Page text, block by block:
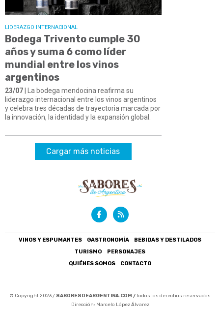
LIDERAZGO INTERNACIONAL
Bodega Trivento cumple 30
años y suma 6 como líder
mundial entre los vinos
argentinos
23/07 | La bodega mendocina reafirma su
liderazgo internacional entre los vinos argentinos
y celebra tres décadas de trayectoria marcada por
la innovación, la identidad y la expansión global.
Cargar más noticias
VINOS Y ESPUMANTES GASTRONOMÍA
BEBIDAS Y DESTILADOS
TURISMO
PERSONAJES
QUIÉNES SOMOS
CONTACTO
© Copyright 2023 / SABORESDEARGENTINA.COM /Todos los derechos reservados
Dirección: Marcelo López Álvarez